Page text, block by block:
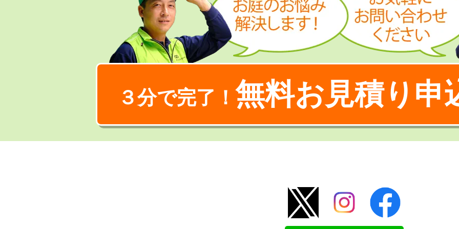
３分で完了！ 無料お見積り申